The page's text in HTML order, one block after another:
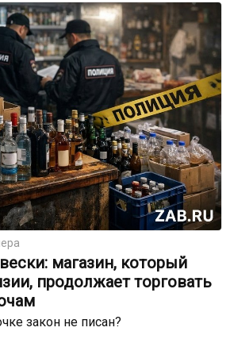
магазин, который
продолжает торговать
закон не писан?